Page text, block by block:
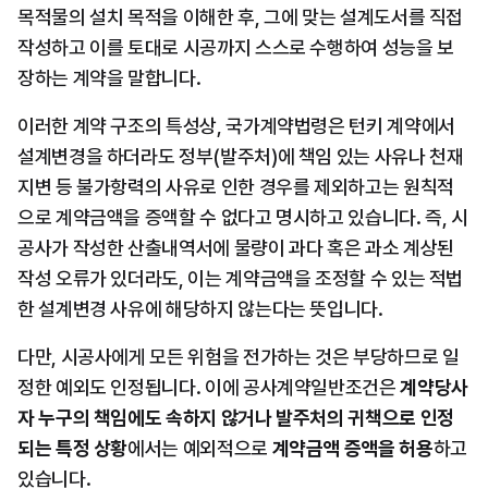
목적물의 설치 목적을 이해한 후, 그에 맞는 설계도서를 직접
작성하고 이를 토대로 시공까지 스스로 수행하여 성능을 보
장하는 계약을 말합니다.
이러한 계약 구조의 특성상, 국가계약법령은 턴키 계약에서
설계변경을 하더라도 정부(발주처)에 책임 있는 사유나 천재
지변 등 불가항력의 사유로 인한 경우를 제외하고는 원칙적
으로 계약금액을 증액할 수 없다고 명시하고 있습니다. 즉, 시
공사가 작성한 산출내역서에 물량이 과다 혹은 과소 계상된
작성 오류가 있더라도, 이는 계약금액을 조정할 수 있는 적법
한 설계변경 사유에 해당하지 않는다는 뜻입니다.
다만, 시공사에게 모든 위험을 전가하는 것은 부당하므로 일
정한 예외도 인정됩니다. 이에 공사계약일반조건은 계약당사
자 누구의 책임에도 속하지 않거나 발주처의 귀책으로 인정
되는 특정 상황에서는 예외적으로 계약금액 증액을 허용하고
있습니다.